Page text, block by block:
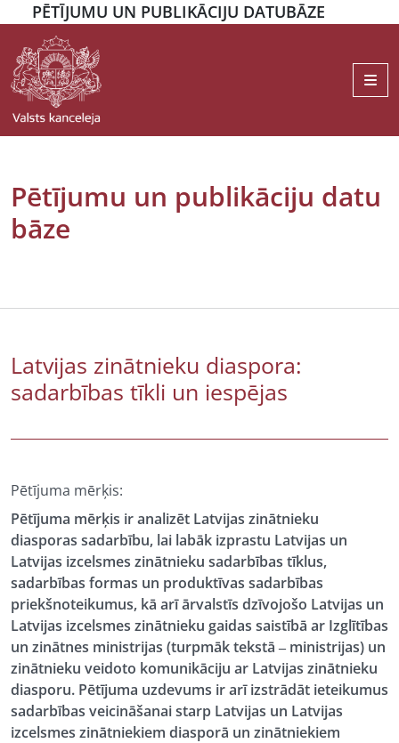
PĒTĪJUMU UN PUBLIKĀCIJU DATUBĀZE
Pētījumu un publikāciju datu
bāze
Latvijas zinātnieku diaspora:
sadarbības tīkli un iespējas
Pētījuma mērķis:
Pētījuma mērķis ir analizēt Latvijas zinātnieku
diasporas sadarbību, lai labāk izprastu Latvijas un
Latvijas izcelsmes zinātnieku sadarbības tīklus,
sadarbības formas un produktīvas sadarbības
priekšnoteikumus, kā arī ārvalstīs dzīvojošo Latvijas un
Latvijas izcelsmes zinātnieku gaidas saistībā ar Izglītības
un zinātnes ministrijas (turpmāk tekstā ‒ ministrijas) un
zinātnieku veidoto komunikāciju ar Latvijas zinātnieku
diasporu. Pētījuma uzdevums ir arī izstrādāt ieteikumus
sadarbības veicināšanai starp Latvijas un Latvijas
izcelsmes zinātniekiem diasporā un zinātniekiem